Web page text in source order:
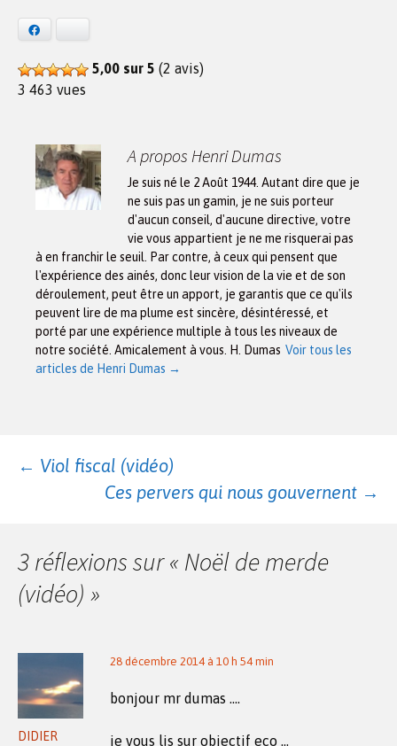
5,00 sur 5 (2 avis)
3 463 vues
A propos Henri Dumas
Je suis né le 2 Août 1944. Autant dire que je
ne suis pas un gamin, je ne suis porteur
d'aucun conseil, d'aucune directive, votre
vie vous appartient je ne me risquerai pas
à en franchir le seuil. Par contre, à ceux qui pensent que
l'expérience des ainés, donc leur vision de la vie et de son
déroulement, peut être un apport, je garantis que ce qu'ils
peuvent lire de ma plume est sincère, désintéressé, et
porté par une expérience multiple à tous les niveaux de
notre société. Amicalement à vous. H. Dumas Voir tous les
articles de Henri Dumas →
Navigation
articles
← Viol fiscal (vidéo)
Ces pervers qui nous gouvernent →
3 réflexions sur « Noël de merde
(vidéo) »
DIDIER
28 décembre 2014 à 10 h 54 min
bonjour mr dumas ….
je vous lis sur objectif eco …